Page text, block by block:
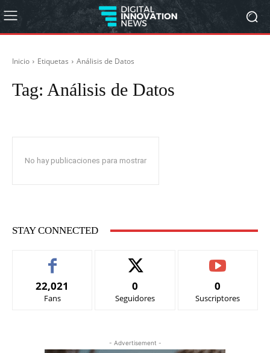
Inicio Etiquetas Análisis de Datos
Tag: Análisis de Datos
No hay publicaciones para mostrar
STAY CONNECTED
22,021
Fans
0
Seguidores
0
Suscriptores
- Advertisement -